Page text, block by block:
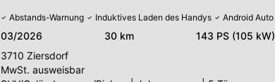
Abstands-Warnung Induktives Laden des Handys Android Auto
03/2026 30 km 143 PS (105 kW)
3710 Ziersdorf
MwSt. ausweisbar